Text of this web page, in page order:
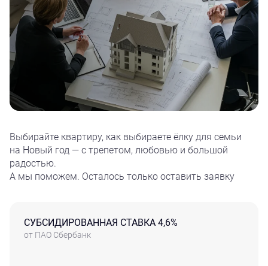
Выбирайте квартиру, как выбираете ёлку для семьи
на Новый год — с трепетом, любовью и большой
радостью.
А мы поможем. Осталось только оставить заявку
СУБСИДИРОВАННАЯ СТАВКА 4,6%
от ПАО Сбербанк